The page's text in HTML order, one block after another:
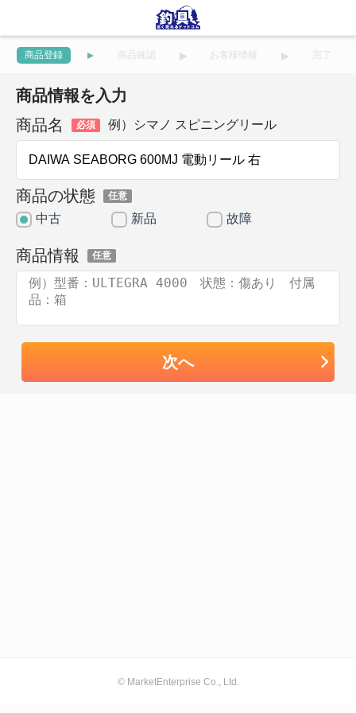
商品登録 商品確認 お客様情報 完了
商品情報を入力
商品名
必須 例）シマノ スピニングリール
商品の状態 任意
中古 新品 故障
商品情報 任意
次へ
© MarketEnterprise Co., Ltd.